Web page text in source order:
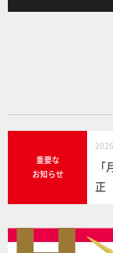
重要な
お知らせ
正